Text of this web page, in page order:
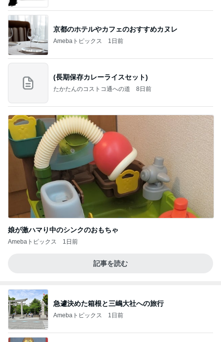
京都のホテルやカフェのおすすめカヌレ
Amebaトピックス 1日前
(長期保存カレーライスセット)
たかたんのコストコ通への道 8日前
娘が激ハマり中のシンクのおもちゃ
Amebaトピックス 1日前
記事を読む
急遽決めた箱根と三嶋大社への旅行
Amebaトピックス 1日前